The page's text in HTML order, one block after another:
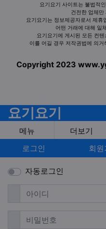
요기요기 사이트는 불법적
건전한 업체만
요기요기는 정보제공자로서 제
어떤 거래에 대해 일
요기요기에 게시된 모든 컨
이를 어길 경우 저작권법에 의
Copyright 2023
요기요기
메뉴
더보기
로그인
회원
자동로그인
아이디 필수
비밀번호필수